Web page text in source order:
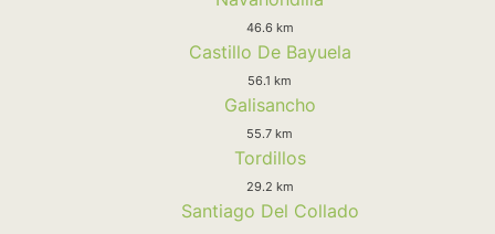
46.6 km
Castillo De Bayuela
56.1 km
Galisancho
55.7 km
Tordillos
29.2 km
Santiago Del Collado